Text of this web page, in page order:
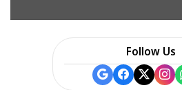
Follow Us